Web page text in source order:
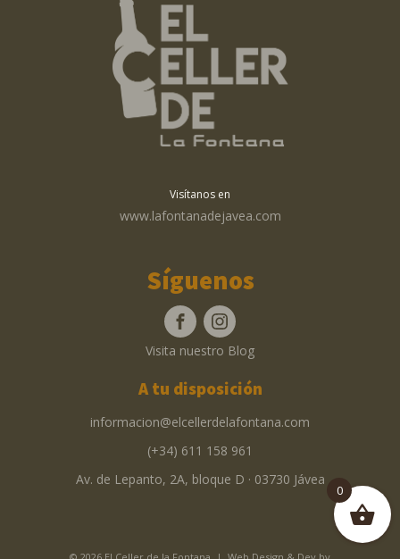
Visítanos en
www.lafontanadejavea.com
Síguenos
Visita nuestro Blog
A tu disposición
informacion@elcellerdelafontana.com
(+34) 611 158 961
Av. de Lepanto, 2A, bloque D · 03730 Jávea
0